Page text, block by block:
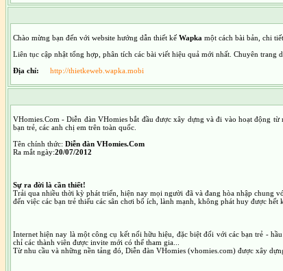
Chào mừng bạn đến với website hướng dẫn thiết kế Wapka một cách bài bản, chi
Liên tục cập nhật tổng hợp, phân tích các bài viết hiệu quả mới nhất. Chuyên trang
Địa chỉ:
http://thietkeweb.wapka.mobi
VHomies.Com - Diễn đàn VHomies bắt đầu được xây dựng và đi vào hoạt động
bạn trẻ, các anh chị em trên toàn quốc.
Tên chính thức: Diễn đàn VHomies.Com
Ra mắt ngày:20/07/2012
Sự ra đời là cần thiết!
Trải qua nhiều thời kỳ phát triển, hiện nay mọi người đã và đang hòa nhập chung
đến việc các bạn trẻ thiếu các sân chơi bổ ích, lành mạnh, không phát huy được
Internet hiện nay là một công cụ kết nối hữu hiệu, đặc biệt đối với các bạn trẻ -
chỉ các thành viên được invite mới có thể tham gia...
Từ nhu cầu và những nền tảng đó, Diễn đàn VHomies (vhomies.com) được xây